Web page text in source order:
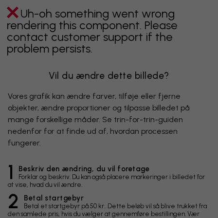
Uh-oh something went wrong
rendering this component. Please
contact customer support if the
problem persists.
Vil du ændre dette billede?
Vores grafik kan ændre farver, tilføje eller fjerne
objekter, ændre proportioner og tilpasse billedet på
mange forskellige måder. Se trin-for-trin-guiden
nedenfor for at finde ud af, hvordan processen
fungerer.
1 Beskriv den ændring, du vil foretage
Forklar og beskriv. Du kan også placere markeringer i billedet for
at vise, hvad du vil ændre.
2 Betal startgebyr
Betal et startgebyr på 50 kr.. Dette beløb vil så blive trukket fra
den samlede pris, hvis du vælger at gennemføre bestillingen. Vær